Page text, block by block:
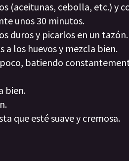
(aceitunas, cebolla, etc.) y
unos 30 minutos.
duros y picarlos en un tazón.
a los huevos y mezcla bien.
batiendo
bien.
que esté suave y cremosa.